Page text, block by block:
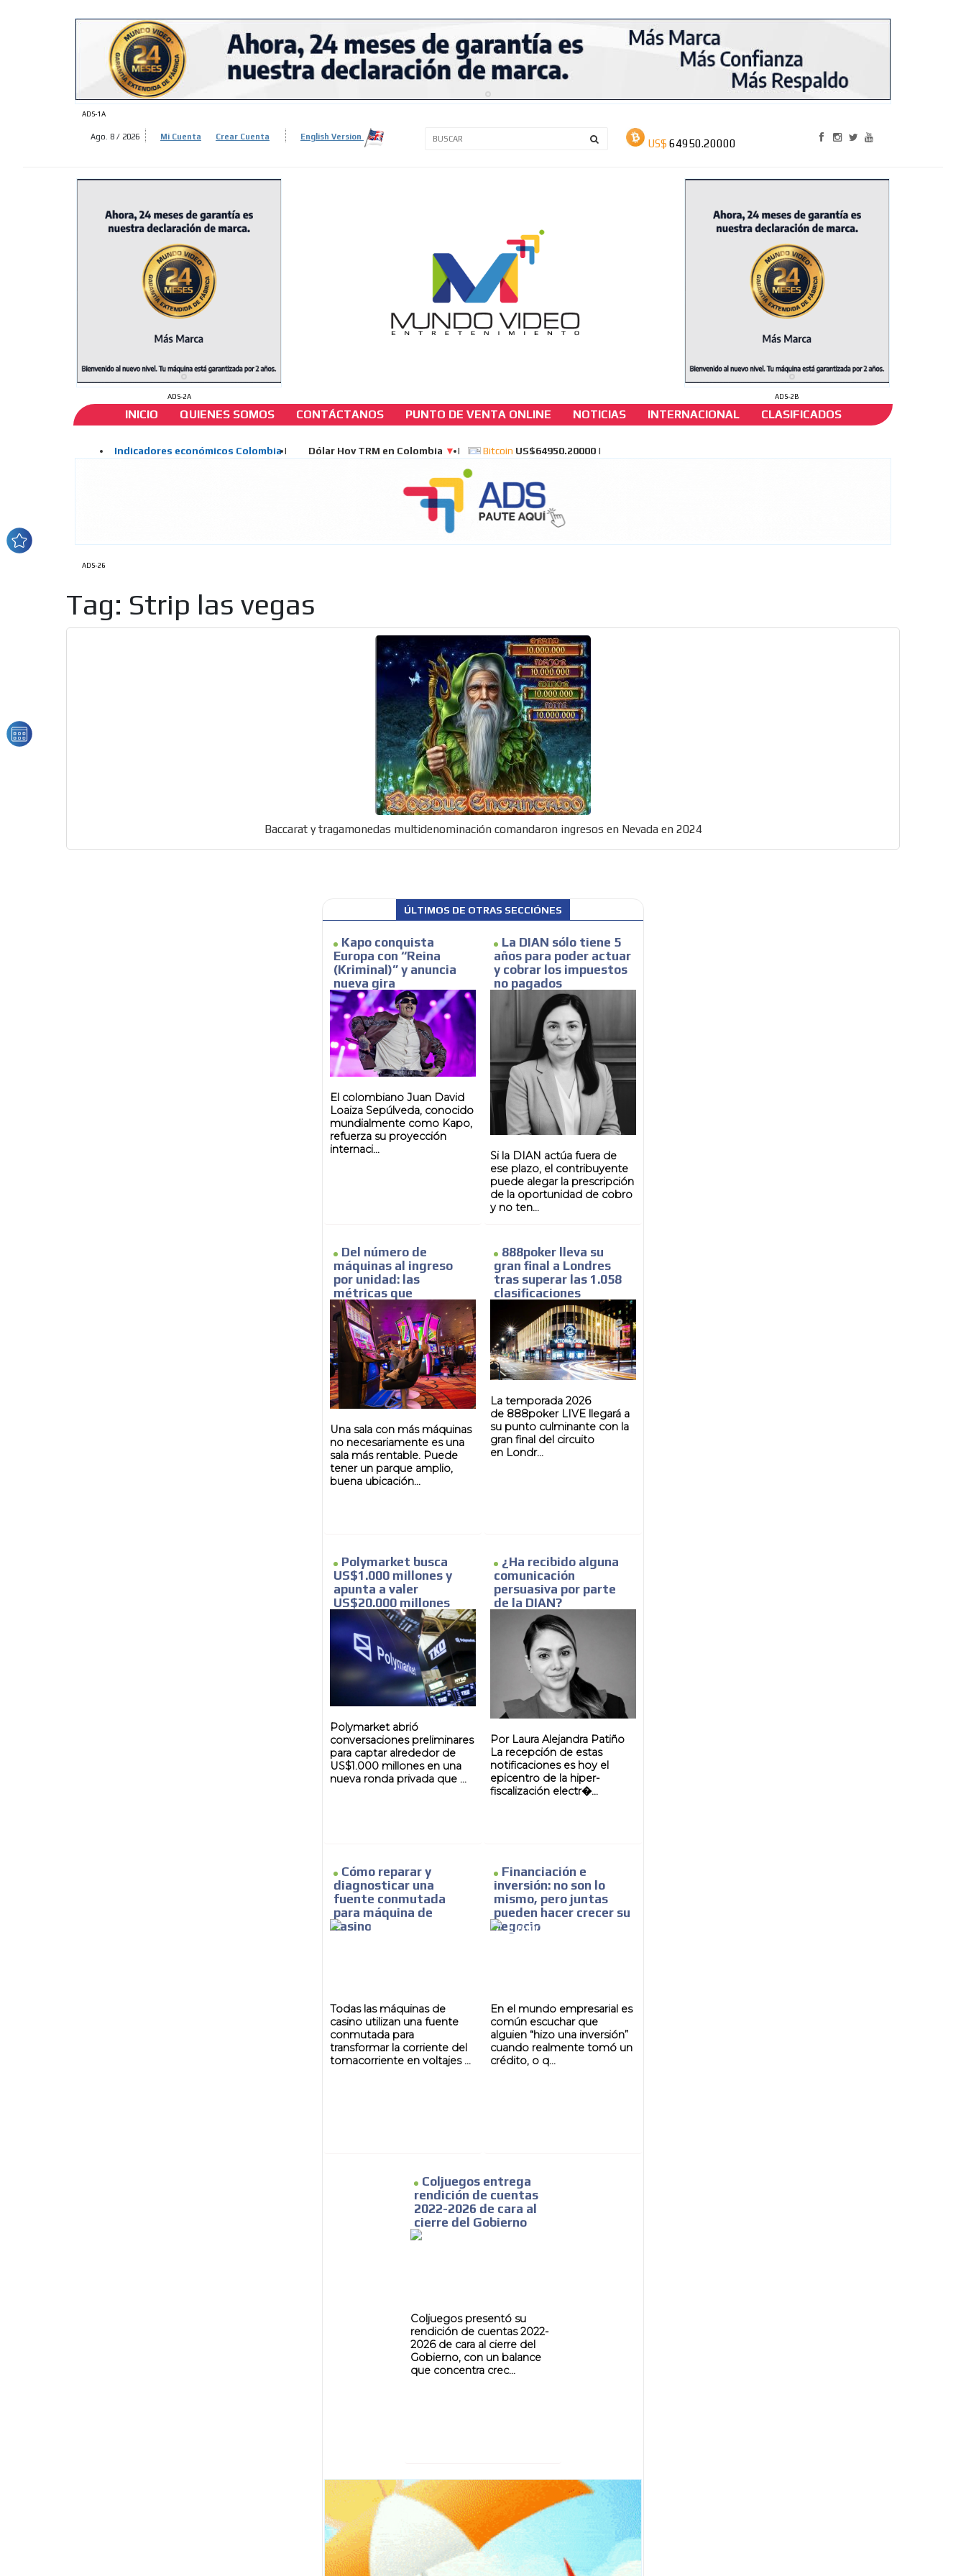
ADS-1A
Ago. 8 / 2026 Mi Cuenta Crear Cuenta English Version
ADS-2A ADS-2B
INICIO QUIENES SOMOS CONTÁCTANOS PUNTO DE VENTA ONLINE NOTICIAS INTERNACIONAL CLASIFICADOS
Baccarat y tragamonedas multidenominación
comandaron ingresos en Nevada en 2024
[ Cerrar X ]
ADS-26
Tag: Strip las vegas
Baccarat y tragamonedas multidenominación comandaron ingresos en Nevada en 2024
ÚLTIMOS DE OTRAS SECCIÓNES
Kapo conquista
Europa con “Reina
(Kriminal)” y anuncia
nueva gira
El colombiano Juan David
Loaiza Sepúlveda, conocido
mundialmente como Kapo,
refuerza su proyección
internaci...
La DIAN sólo tiene 5
años para poder actuar
y cobrar los impuestos
no pagados
Si la DIAN actúa fuera de
ese plazo, el contribuyente
puede alegar la prescripción
de la oportunidad de cobro
y no ten...
Del número de
máquinas al ingreso
por unidad: las
métricas que
realmente describen
una sala
Una sala con más máquinas
no necesariamente es una
sala más rentable. Puede
tener un parque amplio,
buena ubicación...
888poker lleva su
gran final a Londres
tras superar las 1.058
clasificaciones
La temporada 2026
de 888poker LIVE llegará a
su punto culminante con la
gran final del circuito
en Londr...
Polymarket busca
US$1.000 millones y
apunta a valer
US$20.000 millones
Polymarket abrió
conversaciones preliminares
para captar alrededor de
US$1.000 millones en una
nueva ronda privada que ...
¿Ha recibido alguna
comunicación
persuasiva por parte
de la DIAN?
Por Laura Alejandra Patiño
La recepción de estas
notificaciones es hoy el
epicentro de la hiper-
fiscalización electr�...
Cómo reparar y
diagnosticar una
fuente conmutada
para máquina de
casino
Todas las máquinas de
casino utilizan una fuente
conmutada para
transformar la corriente del
tomacorriente en voltajes ...
Financiación e
inversión: no son lo
mismo, pero juntas
pueden hacer crecer su
negocio
En el mundo empresarial es
común escuchar que
alguien “hizo una inversión”
cuando realmente tomó un
crédito, o q...
Coljuegos entrega
rendición de cuentas
2022-2026 de cara al
cierre del Gobierno
Coljuegos presentó su
rendición de cuentas 2022-
2026 de cara al cierre del
Gobierno, con un balance
que concentra crec...
ADVERTISEMENT
MEDIUM